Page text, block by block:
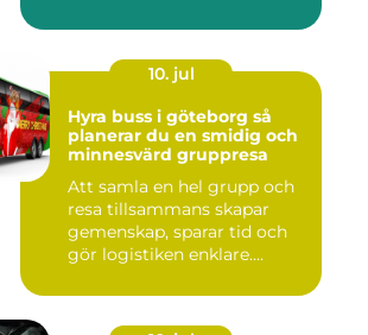
10. jul
Hyra buss i göteborg så
planerar du en smidig och
minnesvärd gruppresa
Att samla en hel grupp och
resa tillsammans skapar
gemenskap, sparar tid och
gör logistiken enklare....